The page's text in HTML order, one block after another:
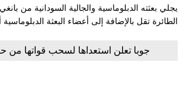
يجلي بعثته الدبلوماسية والجالية السودانية من
الطائرة تقل بالإضافة إلى أعضاء البعثة
جوبا تعلن استعداها لسحب قواتها من